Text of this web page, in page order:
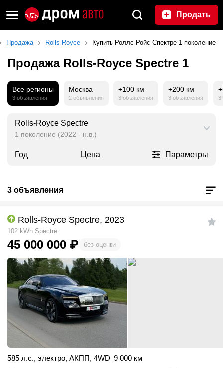
Продать
Продажа Rolls-Royce Купить Роллс-Ройс Спектре 1 поколение
Продажа Rolls-Royce Spectre 1
Все регионы
3 объявления
Москва
2 объявления
+100 км
3 объявления
+200 км
3 объявления 3
Rolls-Royce Spectre
1 поколение (2022 - н.в.)
Год Цена Параметры
3 объявления
Rolls-Royce Spectre, 2023
102 kWh Spectre
45 000 000 ₽ без оценки
585 л.с., электро, АКПП, 4WD, 9 000 км